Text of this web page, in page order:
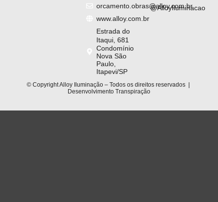
orcamento.obras@alloy.com.br
www.alloy.com.br
Estrada do
Itaqui, 681
Condomínio
Nova São
Paulo,
Itapevi/SP
@AlloyIluminacao
© Copyright Alloy Iluminação – Todos os direitos reservados |
Desenvolvimento Transpiração